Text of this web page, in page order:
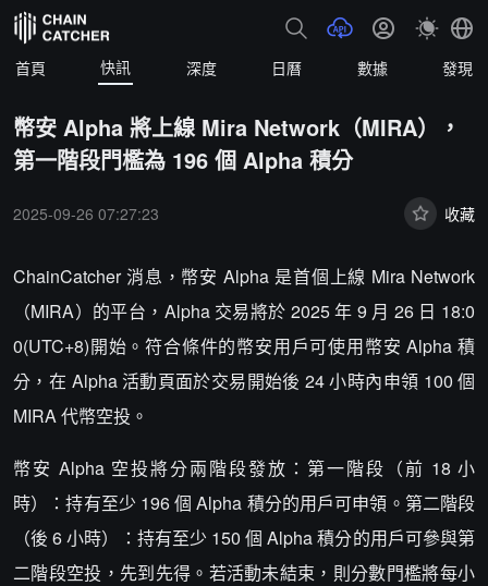
首頁 快訊 深度 日曆 數據 發現
幣安 Alpha 將上線 Mira Network（MIRA），
第一階段門檻為 196 個 Alpha 積分
2025-09-26 07:27:23 收藏
ChainCatcher 消息，幣安 Alpha 是首個上線 Mira Network
（MIRA）的平台，Alpha 交易將於 2025 年 9 月 26 日 18:0
0(UTC+8)開始。符合條件的幣安用戶可使用幣安 Alpha 積
分，在 Alpha 活動頁面於交易開始後 24 小時內申領 100 個
MIRA 代幣空投。
幣安 Alpha 空投將分兩階段發放：第一階段（前 18 小
時）：持有至少 196 個 Alpha 積分的用戶可申領。第二階段
（後 6 小時）：持有至少 150 個 Alpha 積分的用戶可參與第
二階段空投，先到先得。若活動未結束，則分數門檻將每小